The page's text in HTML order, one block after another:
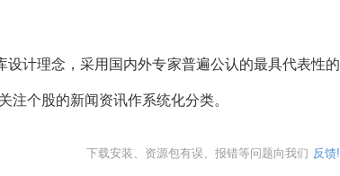
计理念，采用国内外专家普遍公认的最具代表性的
注个股的新闻资讯作系统化分类。
下载安装、资源包有误、报错等问题向我们 反馈!